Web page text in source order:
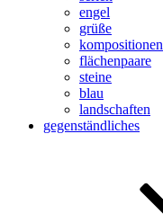
engel
grüße
kompositionen
flächenpaare
steine
blau
landschaften
gegenständliches